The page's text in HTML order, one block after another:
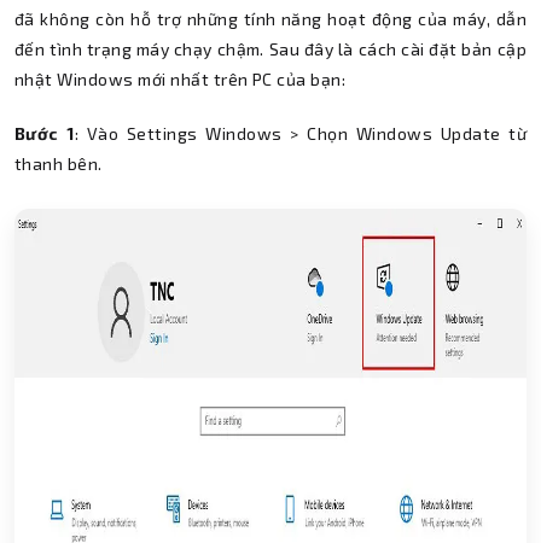
đã không còn hỗ trợ những tính năng hoạt động của máy, dẫn
đến tình trạng máy chạy chậm. Sau đây là cách cài đặt bản cập
nhật Windows mới nhất trên PC của bạn:
Bước 1: Vào Settings Windows > Chọn Windows Update từ
thanh bên.